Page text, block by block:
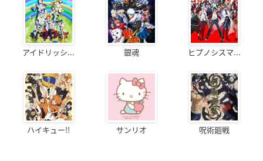
アイドリッシ... 銀魂 ヒプノシスマ...
ハイキュー!! サンリオ 呪術廻戦